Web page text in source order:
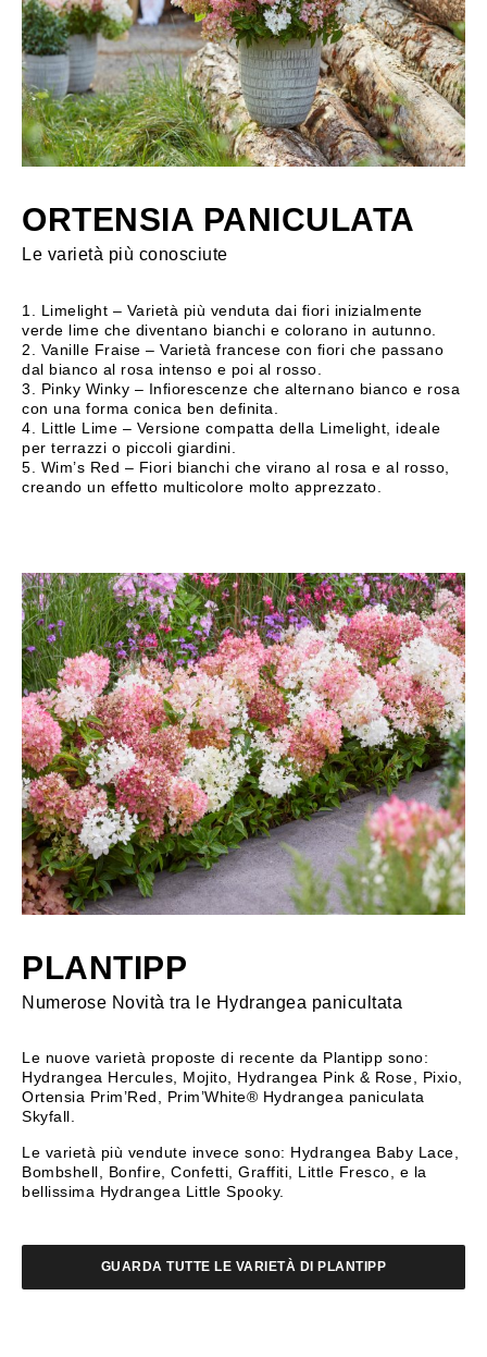
ORTENSIA PANICULATA
Le varietà più conosciute
1. Limelight – Varietà più venduta dai fiori inizialmente
verde lime che diventano bianchi e colorano in autunno.
2. Vanille Fraise – Varietà francese con fiori che passano
dal bianco al rosa intenso e poi al rosso.
3. Pinky Winky – Infiorescenze che alternano bianco e rosa
con una forma conica ben definita.
4. Little Lime – Versione compatta della Limelight, ideale
per terrazzi o piccoli giardini.
5. Wim’s Red – Fiori bianchi che virano al rosa e al rosso,
creando un effetto multicolore molto apprezzato.
PLANTIPP
Numerose Novità tra le Hydrangea panicultata
Le nuove varietà proposte di recente da Plantipp sono:
Hydrangea Hercules, Mojito, Hydrangea Pink & Rose, Pixio,
Ortensia Prim’Red, Prim’White® Hydrangea paniculata
Skyfall.
Le varietà più vendute invece sono: Hydrangea Baby Lace,
Bombshell, Bonfire, Confetti, Graffiti, Little Fresco, e la
bellissima Hydrangea Little Spooky.
GUARDA TUTTE LE VARIETÀ DI PLANTIPP